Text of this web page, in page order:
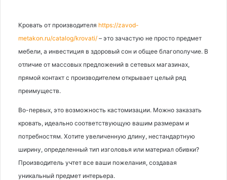
Кровать от производителя https://zavod-
metakon.ru/catalog/krovati/ – это зачастую не просто предмет
мебели, а инвестиция в здоровый сон и общее благополучие. В
отличие от массовых предложений в сетевых магазинах,
прямой контакт с производителем открывает целый ряд
преимуществ.
Во-первых, это возможность кастомизации. Можно заказать
кровать, идеально соответствующую вашим размерам и
потребностям. Хотите увеличенную длину, нестандартную
ширину, определенный тип изголовья или материал обивки?
Производитель учтет все ваши пожелания, создавая
уникальный предмет интерьера.